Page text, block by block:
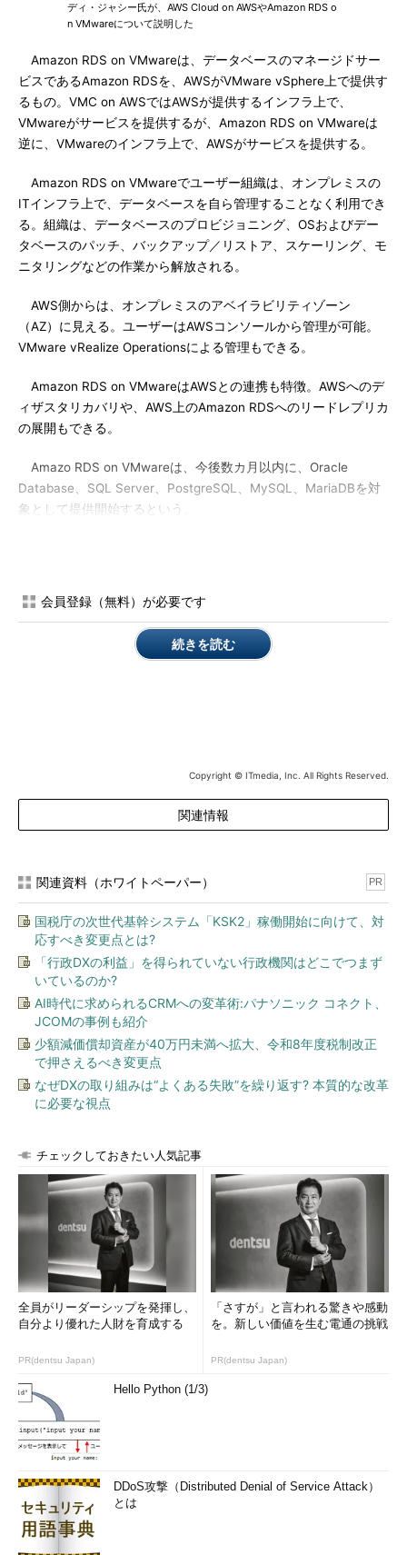
ディ・ジャシー氏が、AWS Cloud on AWSやAmazon RDS o
n VMwareについて説明した
Amazon RDS on VMwareは、データベースのマネージドサー
ビスであるAmazon RDSを、AWSがVMware vSphere上で提供す
るもの。VMC on AWSではAWSが提供するインフラ上で、
VMwareがサービスを提供するが、Amazon RDS on VMwareは
逆に、VMwareのインフラ上で、AWSがサービスを提供する。
Amazon RDS on VMwareでユーザー組織は、オンプレミスの
ITインフラ上で、データベースを自ら管理することなく利用でき
る。組織は、データベースのプロビジョニング、OSおよびデー
タベースのパッチ、バックアップ／リストア、スケーリング、モ
ニタリングなどの作業から解放される。
AWS側からは、オンプレミスのアベイラビリティゾーン
（AZ）に見える。ユーザーはAWSコンソールから管理が可能。
VMware vRealize Operationsによる管理もできる。
Amazon RDS on VMwareはAWSとの連携も特徴。AWSへのデ
ィザスタリカバリや、AWS上のAmazon RDSへのリードレプリカ
の展開もできる。
Amazo RDS on VMwareは、今後数カ月以内に、Oracle
Database、SQL Server、PostgreSQL、MySQL、MariaDBを対
象として提供開始するという。
会員登録（無料）が必要です
続きを読む
Copyright © ITmedia, Inc. All Rights Reserved.
関連情報
関連資料（ホワイトペーパー） PR
国税庁の次世代基幹システム「KSK2」稼働開始に向けて、対
応すべき変更点とは?
「行政DXの利益」を得られていない行政機関はどこでつまず
いているのか?
AI時代に求められるCRMへの変革術:パナソニック コネクト、
JCOMの事例も紹介
少額減価償却資産が40万円未満へ拡大、令和8年度税制改正
で押さえるべき変更点
なぜDXの取り組みは“よくある失敗”を繰り返す? 本質的な改革
に必要な視点
チェックしておきたい人気記事
全員がリーダーシップを発揮し、
自分より優れた人財を育成する
PR(dentsu Japan)
「さすが」と言われる驚きや感動
を。新しい価値を生む電通の挑戦
PR(dentsu Japan)
Hello Python (1/3)
DDoS攻撃（Distributed Denial of Service Attack）
とは